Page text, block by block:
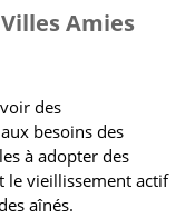
Amies
des
besoins des
à adopter des
le vieillissement actif
aînés.